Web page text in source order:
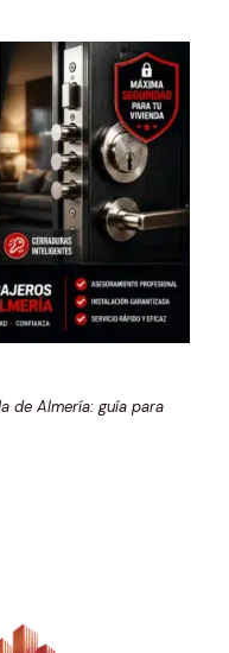
de Almería: guía para